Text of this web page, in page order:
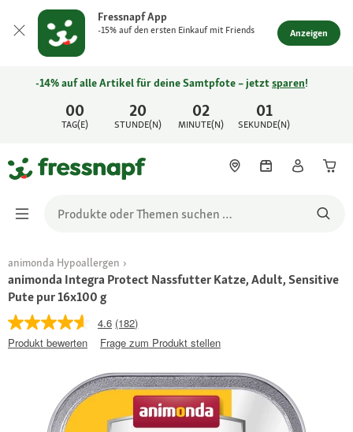
Fressnapf App
-15% auf den ersten Einkauf mit Friends Anzeigen
00
TAG(E)
20
STUNDE(N)
02
MINUTE(N)
01
SEKUNDE(N)
-14% auf alle Artikel für deine Samtpfote – jetztsparen!
animonda Hypoallergen
animonda Integra Protect Nassfutter Katze, Adult, Sensitive
Pute pur 16x100 g
4.6 (182)
Produkt bewerten
Frage zum Produkt stellen